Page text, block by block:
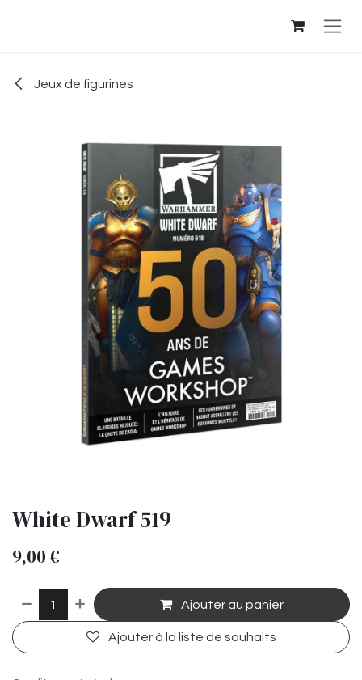
Jeux de figurines
White Dwarf 519
9,00 €
Ajouter au panier
Ajouter à la liste de souhaits